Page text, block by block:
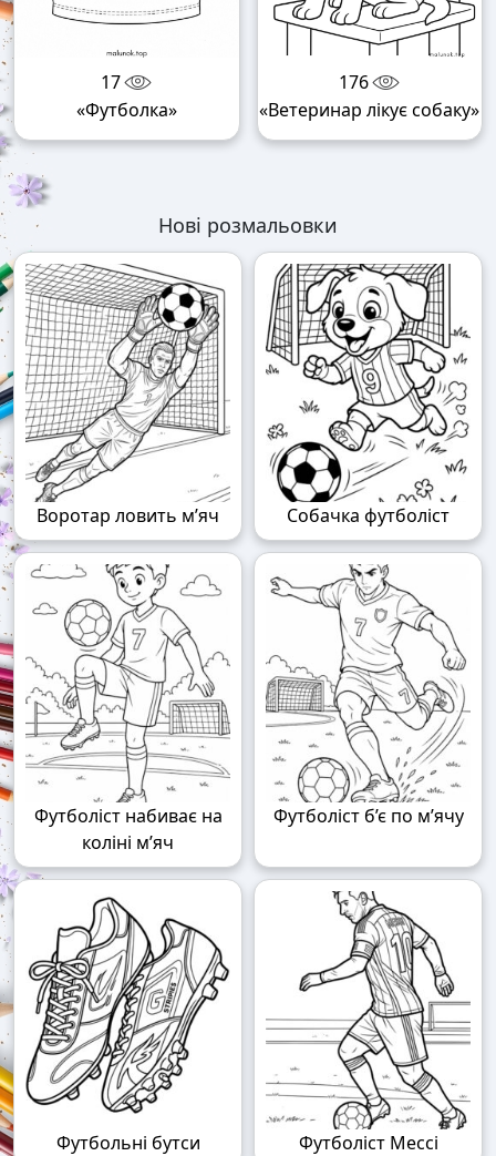
17
«Футболка»
176
«Ветеринар лікує собаку»
Нові розмальовки
Воротар ловить м’яч Собачка футболіст
Футболіст набиває на
коліні м’яч
Футболіст б’є по м’ячу
Футбольні бутси Футболіст Мессі